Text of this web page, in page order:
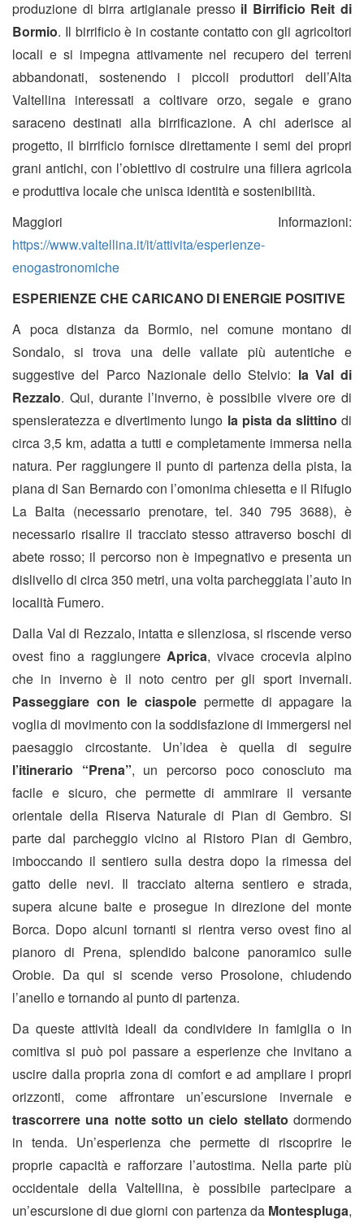
produzione di birra artigianale presso il Birrificio Reit di
Bormio. Il birrificio è in costante contatto con gli agricoltori
locali e si impegna attivamente nel recupero dei terreni
abbandonati, sostenendo i piccoli produttori dell’Alta
Valtellina interessati a coltivare orzo, segale e grano
saraceno destinati alla birrificazione. A chi aderisce al
progetto, il birrificio fornisce direttamente i semi dei propri
grani antichi, con l’obiettivo di costruire una filiera agricola
e produttiva locale che unisca identità e sostenibilità.
Maggiori Informazioni:
https://www.valtellina.it/it/attivita/esperienze-
enogastronomiche
ESPERIENZE CHE CARICANO DI ENERGIE POSITIVE
A poca distanza da Bormio, nel comune montano di
Sondalo, si trova una delle vallate più autentiche e
suggestive del Parco Nazionale dello Stelvio: la Val di
Rezzalo. Qui, durante l’inverno, è possibile vivere ore di
spensieratezza e divertimento lungo la pista da slittino di
circa 3,5 km, adatta a tutti e completamente immersa nella
natura. Per raggiungere il punto di partenza della pista, la
piana di San Bernardo con l’omonima chiesetta e il Rifugio
La Baita (necessario prenotare, tel. 340 795 3688), è
necessario risalire il tracciato stesso attraverso boschi di
abete rosso; il percorso non è impegnativo e presenta un
dislivello di circa 350 metri, una volta parcheggiata l’auto in
località Fumero.
Dalla Val di Rezzalo, intatta e silenziosa, si riscende verso
ovest fino a raggiungereAprica, vivace crocevia alpino
che in inverno è il noto centro per gli sport invernali.
Passeggiare con le ciaspole permette di appagare la
voglia di movimento con la soddisfazione di immergersi nel
paesaggio circostante. Un’idea è quella di seguire
l’itinerario “Prena”, un percorso poco conosciuto ma
facile e sicuro, che permette di ammirare il versante
orientale della Riserva Naturale di Pian di Gembro. Si
parte dal parcheggio vicino al Ristoro Pian di Gembro,
imboccando il sentiero sulla destra dopo la rimessa del
gatto delle nevi. Il tracciato alterna sentiero e strada,
supera alcune baite e prosegue in direzione del monte
Borca. Dopo alcuni tornanti si rientra verso ovest fino al
pianoro di Prena, splendido balcone panoramico sulle
Orobie. Da qui si scende verso Prosolone, chiudendo
l’anello e tornando al punto di partenza.
Da queste attività ideali da condividere in famiglia o in
comitiva si può poi passare a esperienze che invitano a
uscire dalla propria zona di comfort e ad ampliare i propri
orizzonti, come affrontare un’escursione invernale e
trascorrere una notte sotto un cielo stellato dormendo
in tenda. Un’esperienza che permette di riscoprire le
proprie capacità e rafforzare l’autostima. Nella parte più
occidentale della Valtellina, è possibile partecipare a
un’escursione di due giorni con partenza da Montespluga,